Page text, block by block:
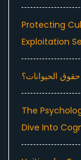
Protecting
Exploitation
الحيوانات؟
The
Dive Into